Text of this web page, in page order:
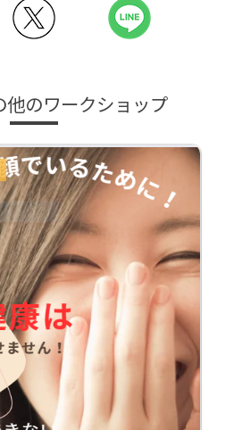
他のワークショップ